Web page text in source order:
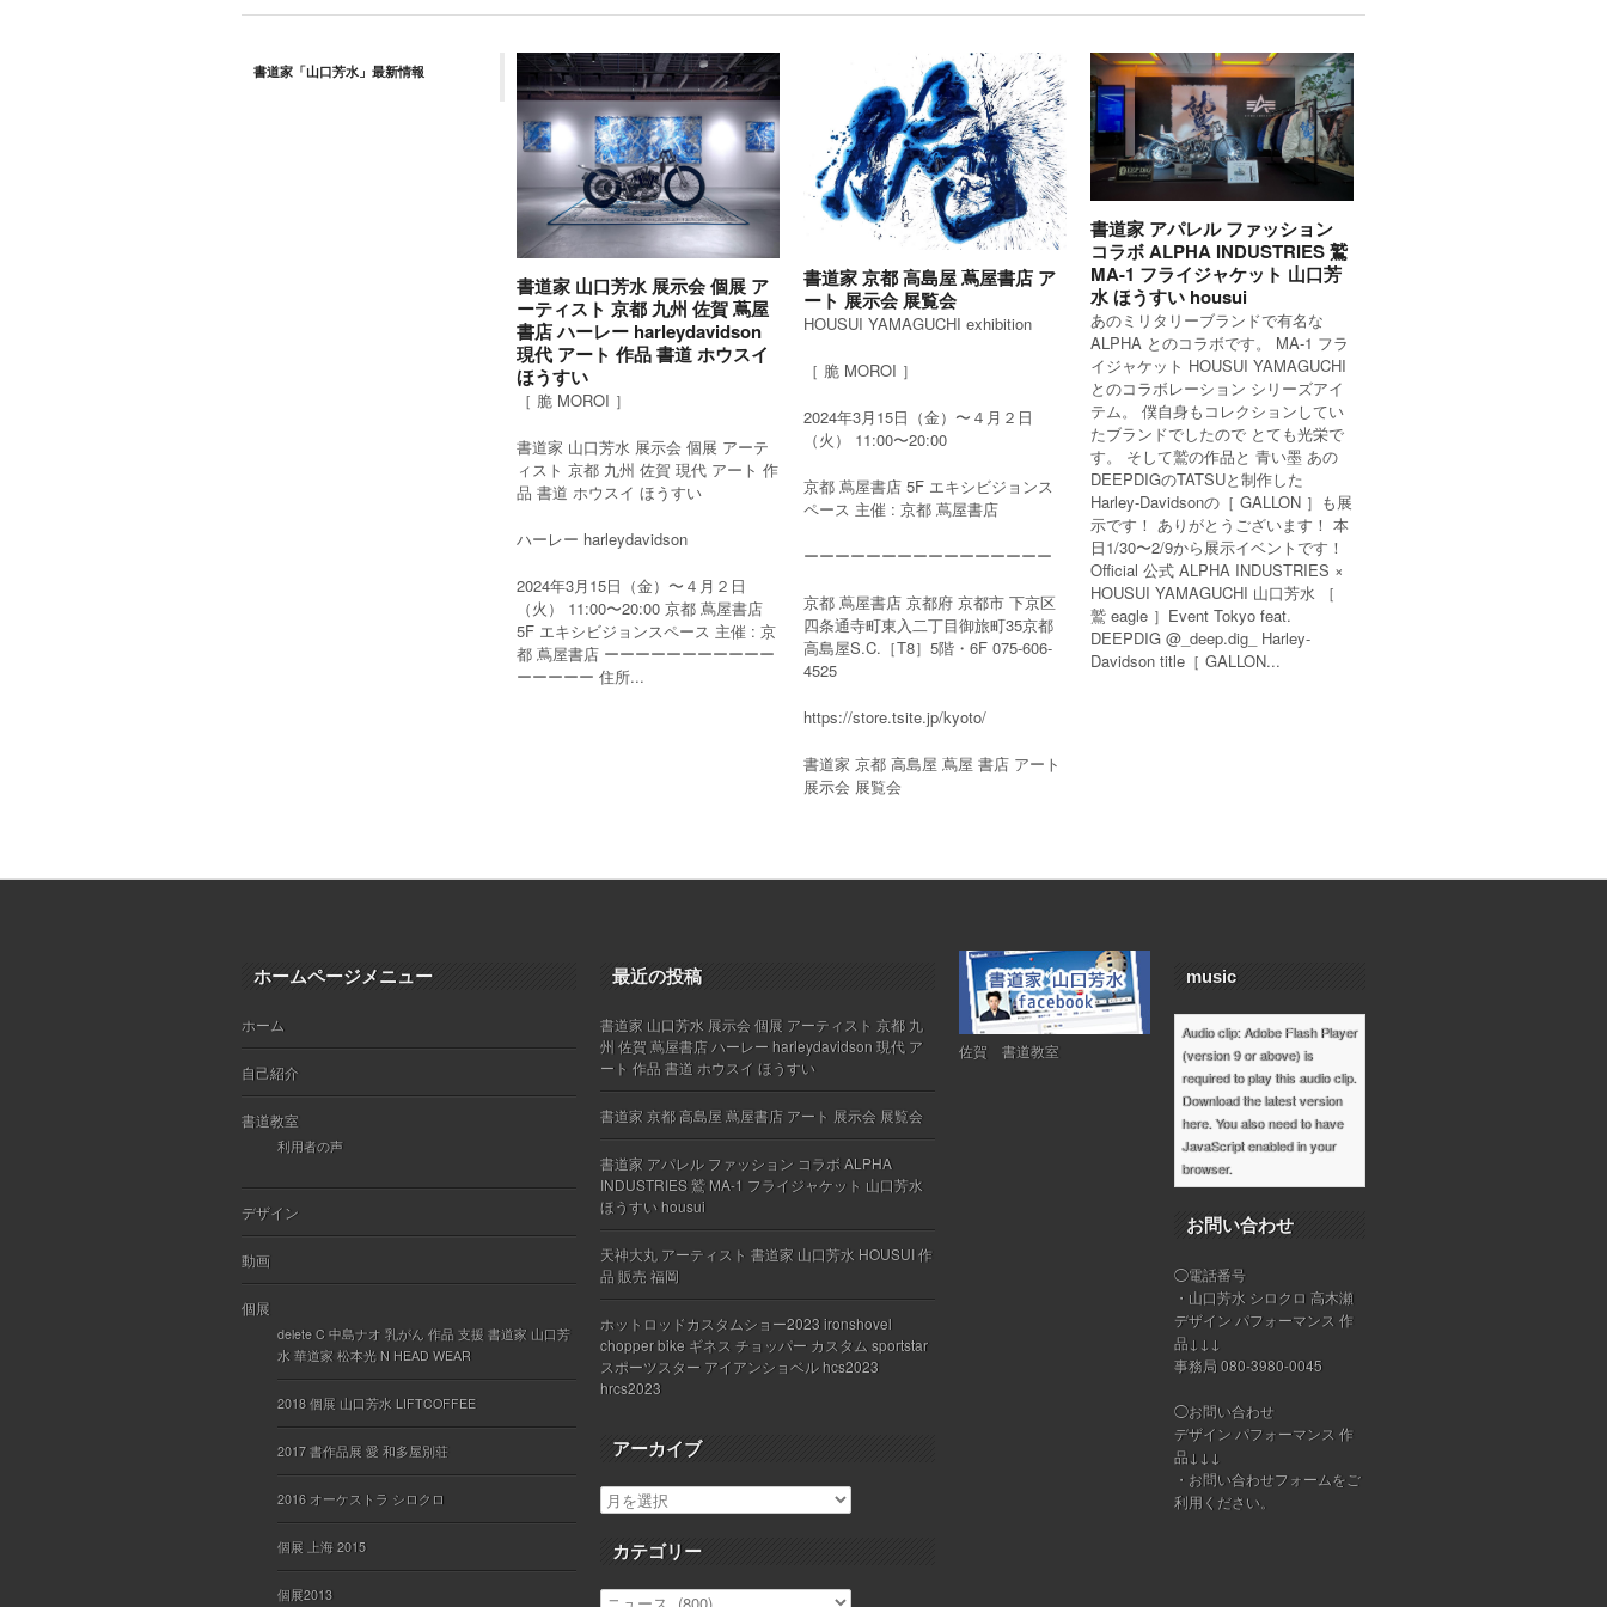
書道家「山口芳水」最新情報
書道家 山口芳水 展示会 個展 ア
ーティスト 京都 九州 佐賀 蔦屋
書店 ハーレー harleydavidson
現代 アート 作品 書道 ホウスイ
ほうすい
［ 脆 MOROI ］
書道家 山口芳水 展示会 個展 アーテ
ィスト 京都 九州 佐賀 現代 アート 作
品 書道 ホウスイ ほうすい
ハーレー harleydavidson
2024年3月15日（金）〜４月２日
（火） 11:00〜20:00 京都 蔦屋書店
5F エキシビジョンスペース 主催 : 京
都 蔦屋書店 ーーーーーーーーーーー
ーーーーー 住所...
書道家 京都 高島屋 蔦屋書店 ア
ート 展示会 展覧会
HOUSUI YAMAGUCHI exhibition
［ 脆 MOROI ］
2024年3月15日（金）〜４月２日
（火） 11:00〜20:00
京都 蔦屋書店 5F エキシビジョンス
ペース 主催 : 京都 蔦屋書店
ーーーーーーーーーーーーーーーー
京都 蔦屋書店 京都府 京都市 下京区
四条通寺町東入二丁目御旅町35京都
高島屋S.C.［T8］5階・6F 075-606-
4525
https://store.tsite.jp/kyoto/
書道家 京都 高島屋 蔦屋 書店 アート
展示会 展覧会
書道家 アパレル ファッション
コラボ ALPHA INDUSTRIES 鷲
MA-1 フライジャケット 山口芳
水 ほうすい housui
あのミリタリーブランドで有名な
ALPHA とのコラボです。 MA-1 フラ
イジャケット HOUSUI YAMAGUCHI
とのコラボレーション シリーズアイ
テム。 僕自身もコレクションしてい
たブランドでしたので とても光栄で
す。 そして鷲の作品と 青い墨 あの
DEEPDIGのTATSUと制作した
Harley-Davidsonの［ GALLON ］も展
示です！ ありがとうございます！ 本
日1/30〜2/9から展示イベントです！
Official 公式 ALPHA INDUSTRIES ×
HOUSUI YAMAGUCHI 山口芳水 ［
鷲 eagle ］Event Tokyo feat.
DEEPDIG @_deep.dig_ Harley-
Davidson title［ GALLON...
ホームページメニュー
ホーム
自己紹介
書道教室
利用者の声
デザイン
動画
個展
delete C 中島ナオ 乳がん 作品 支援 書道家 山口芳
水 華道家 松本光 N HEAD WEAR
2018 個展 山口芳水 LIFTCOFFEE
2017 書作品展 愛 和多屋別荘
2016 オーケストラ シロクロ
個展 上海 2015
個展2013
最近の投稿
書道家 山口芳水 展示会 個展 アーティスト 京都 九
州 佐賀 蔦屋書店 ハーレー harleydavidson 現代 ア
ート 作品 書道 ホウスイ ほうすい
書道家 京都 高島屋 蔦屋書店 アート 展示会 展覧会
書道家 アパレル ファッション コラボ ALPHA
INDUSTRIES 鷲 MA-1 フライジャケット 山口芳水
ほうすい housui
天神大丸 アーティスト 書道家 山口芳水 HOUSUI 作
品 販売 福岡
ホットロッドカスタムショー2023 ironshovel
chopper bike ギネス チョッパー カスタム sportstar
スポーツスター アイアンショベル hcs2023
hrcs2023
アーカイブ
カテゴリー
佐賀 書道教室
music
Audio clip: Adobe Flash Player
(version 9 or above) is
required to play this audio clip.
Download the latest version
here. You also need to have
JavaScript enabled in your
browser.
お問い合わせ
◯電話番号
・山口芳水 シロクロ 高木瀬
デザイン パフォーマンス 作
品↓↓↓
事務局 080-3980-0045
◯お問い合わせ
デザイン パフォーマンス 作
品↓↓↓
・ お問い合わせフォームをご
利用ください。